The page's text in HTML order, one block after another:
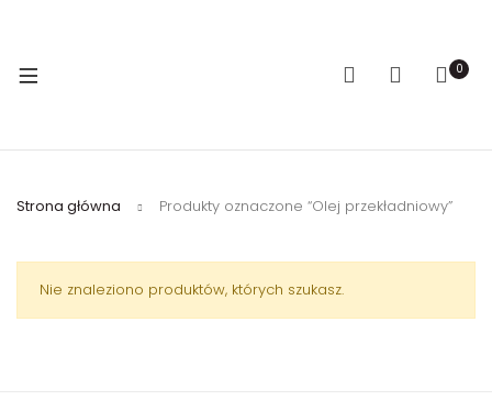
0
Strona główna Produkty oznaczone “Olej przekładniowy”
Nie znaleziono produktów, których szukasz.